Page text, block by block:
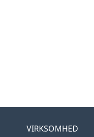
VIRKSOMHED